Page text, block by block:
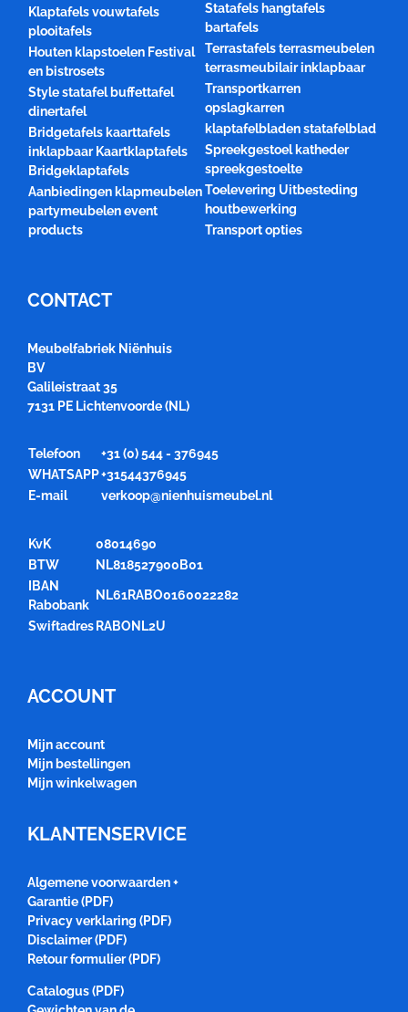
Klaptafels vouwtafels
plooitafels
Houten klapstoelen Festival
en bistrosets
Style statafel buffettafel
dinertafel
Bridgetafels kaarttafels
inklapbaar Kaartklaptafels
Bridgeklaptafels
Aanbiedingen klapmeubelen
partymeubelen event
products
Statafels hangtafels
bartafels
Terrastafels terrasmeubelen
terrasmeubilair inklapbaar
Transportkarren
opslagkarren
klaptafelbladen statafelblad
Spreekgestoel katheder
spreekgestoelte
Toelevering Uitbesteding
houtbewerking
Transport opties
CONTACT
Meubelfabriek Niënhuis
BV
Galileistraat 35
7131 PE Lichtenvoorde (NL)
Telefoon
+31 (0) 544 - 376945
WHATSAPP+31544376945
E-mail
verkoop@nienhuismeubel.nl
KvK
08014690
BTW
NL818527900B01
IBAN
Rabobank
NL61RABO0160022282
Swiftadres RABONL2U
ACCOUNT
Mijn account
Mijn bestellingen
Mijn winkelwagen
KLANTENSERVICE
Algemene voorwaarden +
Garantie (PDF)
Privacy verklaring (PDF)
Disclaimer (PDF)
Retour formulier (PDF)
Catalogus (PDF)